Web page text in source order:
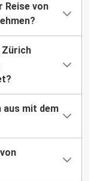
Reise von
Zürich
aus mit dem